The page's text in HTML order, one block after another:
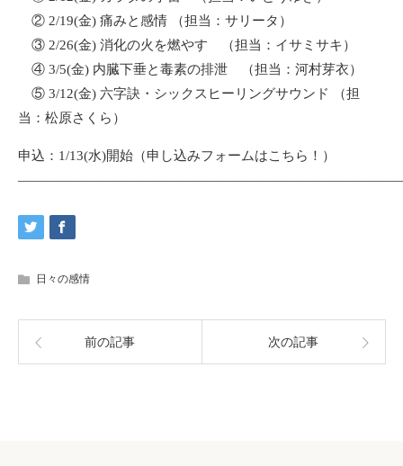
② 2/19(金) 痛みと感情 （担当：サリータ）
③ 2/26(金) 消化の火を燃やす （担当：イサミサキ）
④ 3/5(金) 内臓下垂と毒素の排泄 （担当：河村芽衣）
⑤ 3/12(金) 六字訣・シックスヒーリングサウンド （担
当：松原さくら）
申込：1/13(水)開始（申し込みフォームはこちら ！）
日々の感情
前の記事 次の記事